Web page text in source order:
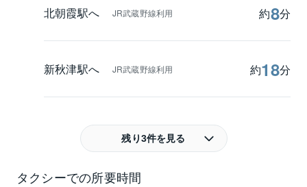
北朝霞駅へ JR武蔵野線利用 約8分
新秋津駅へ JR武蔵野線利用 約18分
残り3件を見る
タクシーでの所要時間